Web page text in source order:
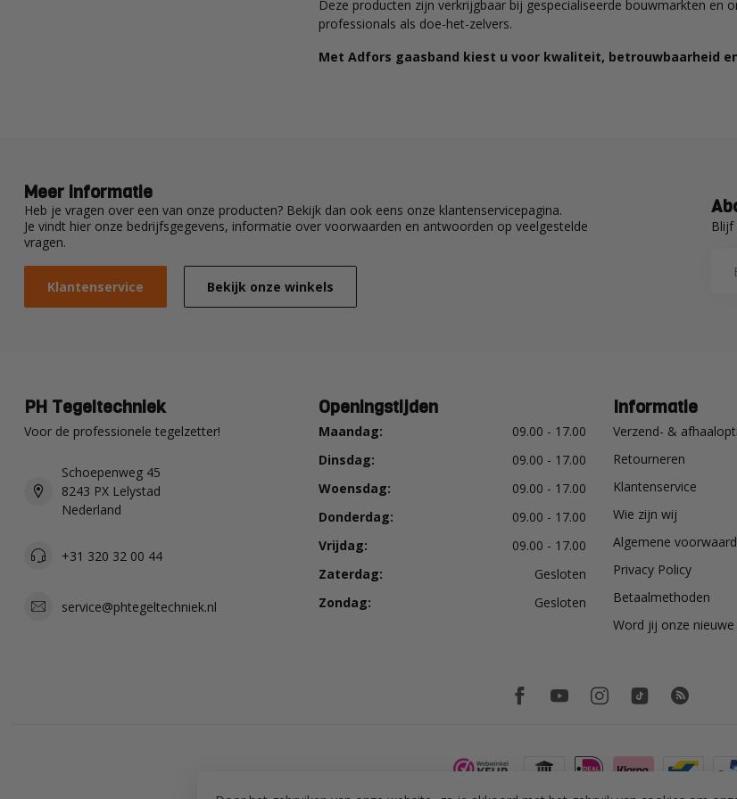
Deze producten zijn verkrijgbaar bij gespecialiseerde bouwmarkten
professionals als doe-het-zelvers.
Met Adfors gaasband kiest u voor kwaliteit, betrouwbaarheid
Meer informatie
Heb je vragen over een van onze producten? Bekijk dan ook eens onze klantenservicepagina.
Je vindt hier onze bedrijfsgegevens, informatie over voorwaarden en antwoorden op veelgestelde
vragen.
Klantenservice Bekijk onze winkels
Blijf
PH Tegeltechniek
Voor de professionele tegelzetter!
Schoepenweg 45
8243 PX Lelystad
Nederland
+31 320 32 00 44
service@phtegeltechniek.nl
Openingstijden
Maandag:
09.00 - 17.00
Dinsdag:
09.00 - 17.00
Woensdag:
09.00 - 17.00
Donderdag:
09.00 - 17.00
Vrijdag:
09.00 - 17.00
Zaterdag:
Gesloten
Zondag:
Gesloten
Informatie
Verzend- &
Retourneren
Klantenservice
Wie zijn wij
Algemene
Privacy Policy
Betaalmethoden
Word jij onze nieuwe